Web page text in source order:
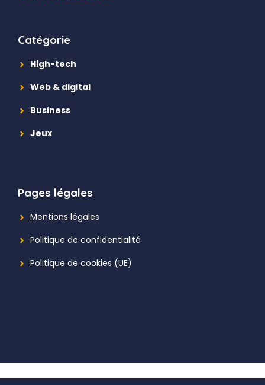
Catégorie
High-tech
Web & digital
Business
Jeux
Pages légales
Mentions légales
Politique de confidentialité
Politique de cookies (UE)